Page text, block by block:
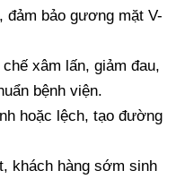
đảm bảo gương mặt V-
xâm lấn, giảm đau,
bệnh viện.
hoặc lệch, tạo đường
khách hàng sớm sinh